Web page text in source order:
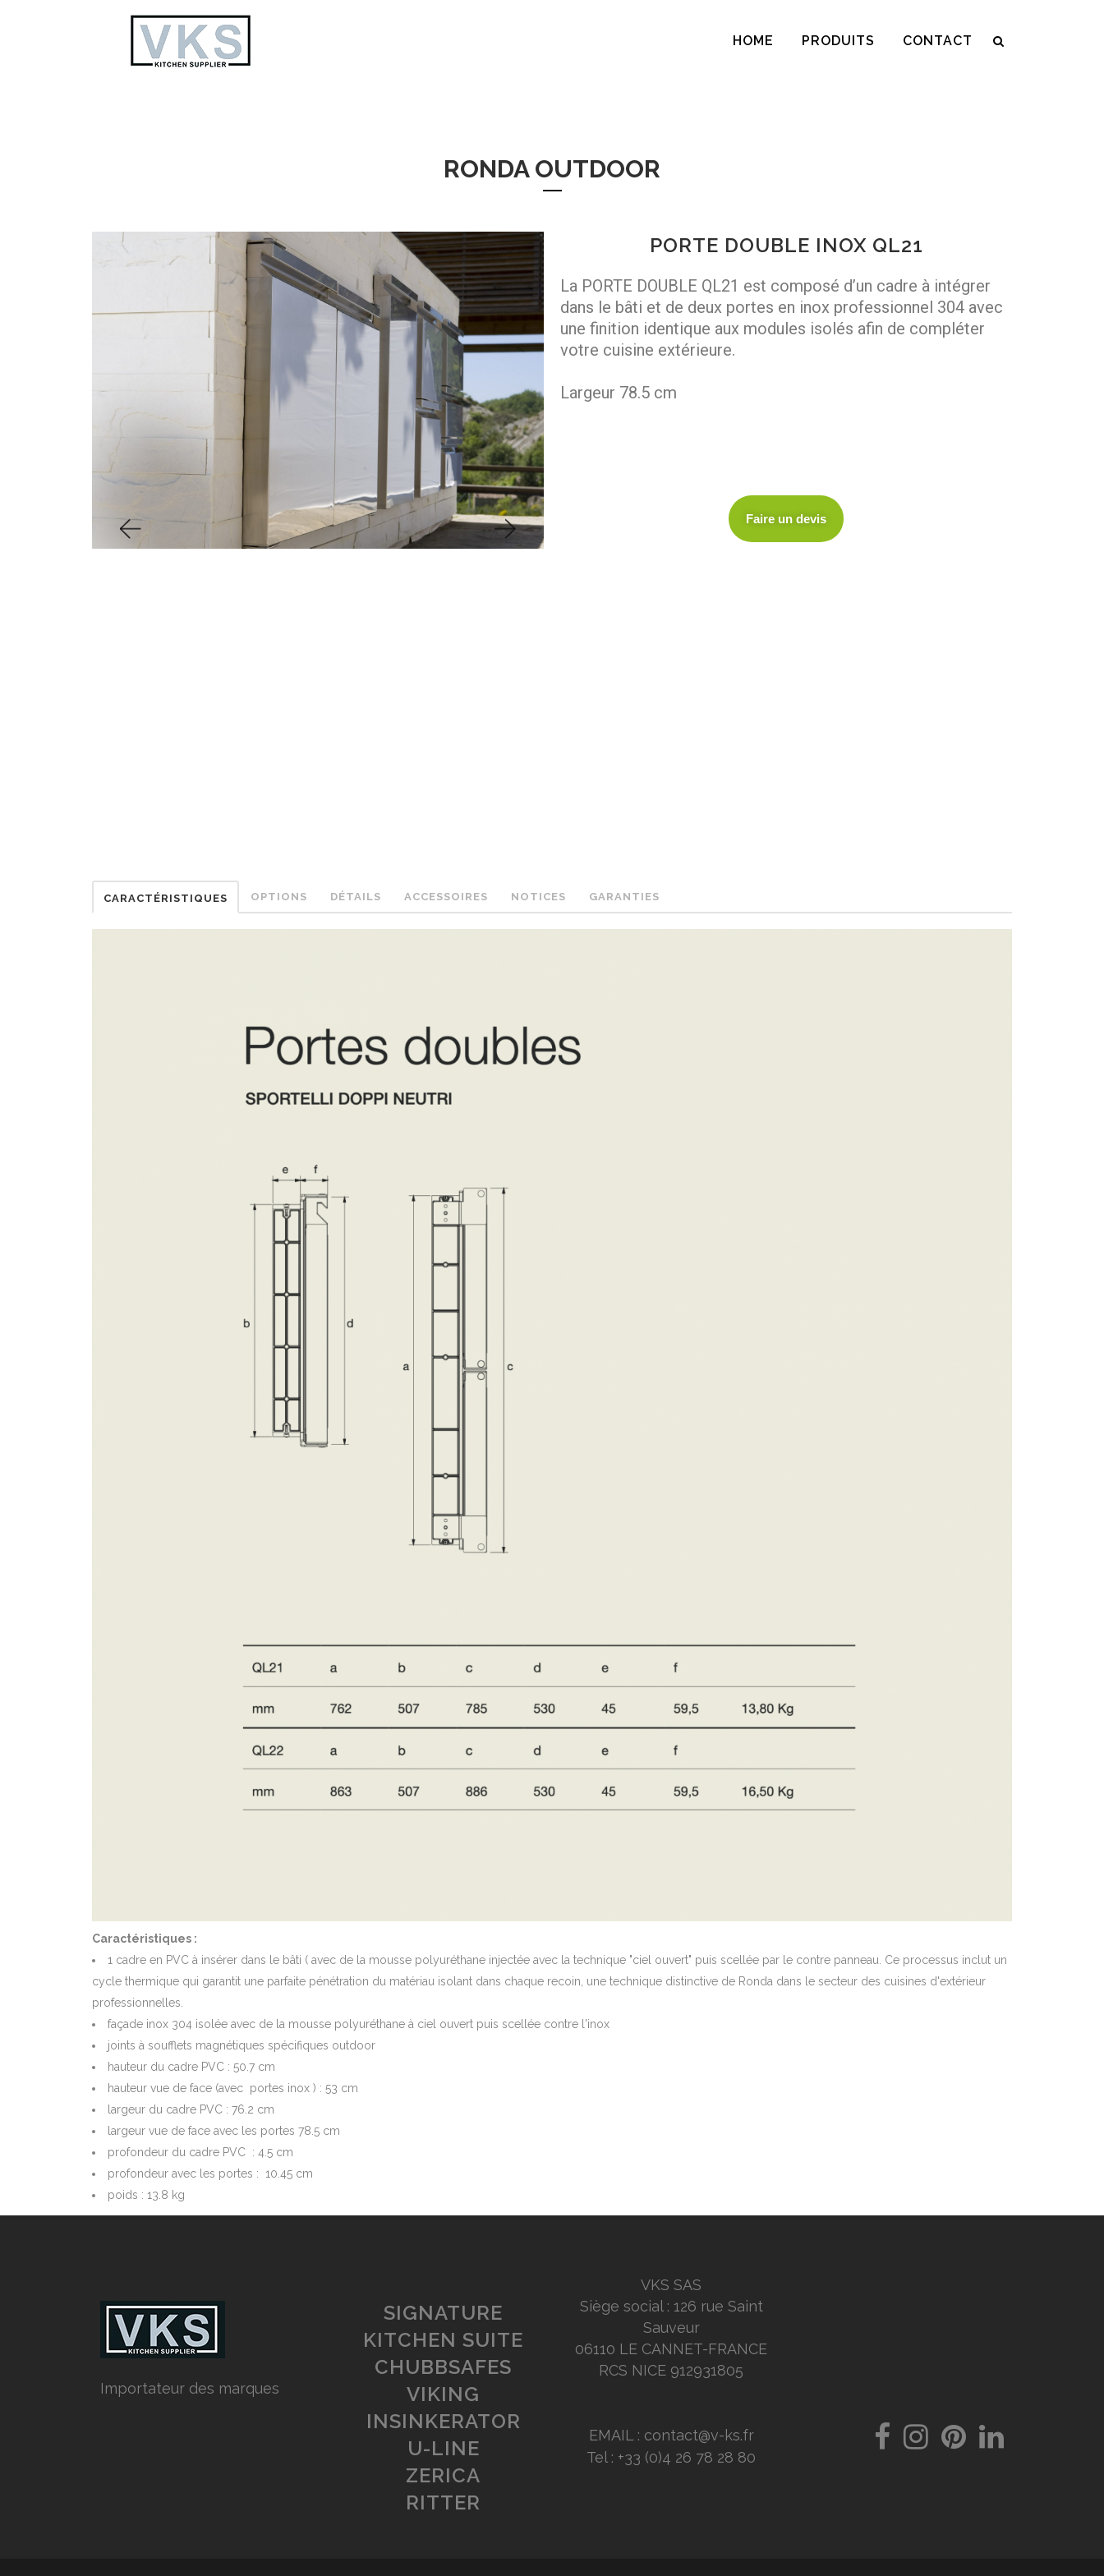
HOME PRODUITS CONTACT
RONDA OUTDOOR
PORTE DOUBLE INOX QL21
La PORTE DOUBLE QL21 est composé d’un cadre à intégrer
dans le bâti et de deux portes en inox professionnel 304 avec
une finition identique aux modules isolés afin de compléter
votre cuisine extérieure.
Largeur 78.5 cm
Faire un devis
CARACTÉRISTIQUES OPTIONS DÉTAILS ACCESSOIRES NOTICES GARANTIES
Caractéristiques :
1 cadre en PVC à insérer dans le bâti ( avec de la mousse polyuréthane injectée avec la technique "ciel ouvert" puis scellée par le contre panneau. Ce processus inclut un
cycle thermique qui garantit une parfaite pénétration du matériau isolant dans chaque recoin, une technique distinctive de Ronda dans le secteur des cuisines d'extérieur
professionnelles.
façade inox 304 isolée avec de la mousse polyuréthane à ciel ouvert puis scellée contre l'inox
joints à soufflets magnétiques spécifiques outdoor
hauteur du cadre PVC : 50.7 cm
hauteur vue de face (avec portes inox ) : 53 cm
largeur du cadre PVC : 76.2 cm
largeur vue de face avec les portes 78.5 cm
profondeur du cadre PVC : 4.5 cm
profondeur avec les portes : 10.45 cm
poids : 13.8 kg
Importateur des marques
SIGNATURE
KITCHEN SUITE
CHUBBSAFES
VIKING
INSINKERATOR
U-LINE
ZERICA
RITTER
VKS SAS
Siège social : 126 rue Saint
Sauveur
06110 LE CANNET-FRANCE
RCS NICE 912931805
EMAIL : contact@v-ks.fr
Tel : +33 (0)4 26 78 28 80